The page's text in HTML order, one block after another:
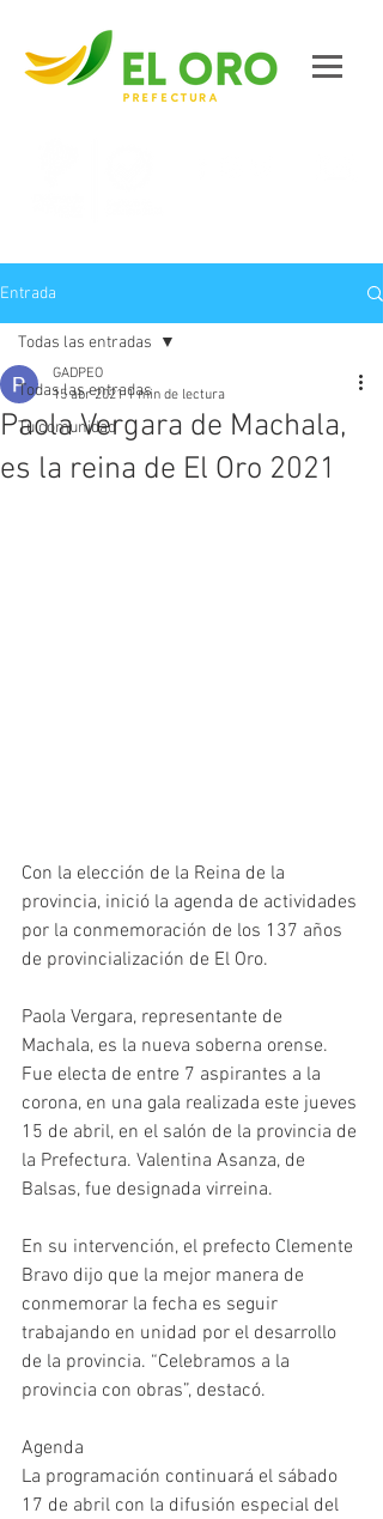
Entrada
Todas las entradas
Tu comunidad
Todas las entradas
Paola Vergara de Machala,
es la reina de El Oro 2021
GADPEO
15 abr 2021 1 min de lectura
Con la elección de la Reina de la
provincia, inició la agenda de actividades
por la conmemoración de los 137 años
de provincialización de El Oro.
Paola Vergara, representante de
Machala, es la nueva soberna orense.
Fue electa de entre 7 aspirantes a la
corona, en una gala realizada este jueves
15 de abril, en el salón de la provincia de
la Prefectura. Valentina Asanza, de
Balsas, fue designada virreina.
En su intervención, el prefecto Clemente
Bravo dijo que la mejor manera de
conmemorar la fecha es seguir
trabajando en unidad por el desarrollo
de la provincia. “Celebramos a la
provincia con obras”, destacó.
Agenda
La programación continuará el sábado
17 de abril con la difusión especial del